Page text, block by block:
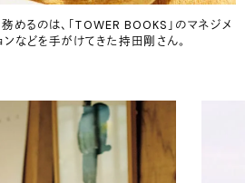
るのは、「TOWER BOOKS」のマネジメ
などを手がけてきた持田剛さん。